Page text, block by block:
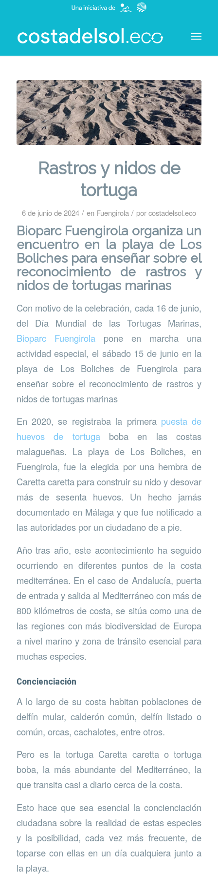
Rastros y nidos de
tortuga
6 de junio de 2024 / en Fuengirola / porcostadelsol.eco
Bioparc Fuengirola organiza un
encuentro en la playa de Los
Boliches para enseñar sobre el
reconocimiento de rastros y
nidos de tortugas marinas
Con motivo de la celebración, cada 16 de junio,
del Día Mundial de las Tortugas Marinas,
Bioparc Fuengirolapone en marcha una
actividad especial, el sábado 15 de junio en la
playa de Los Boliches de Fuengirola para
enseñar sobre el reconocimiento de rastros y
nidos de tortugas marinas
En 2020, se registraba la primerapuesta de
huevos de tortugaboba en las costas
malagueñas. La playa de Los Boliches, en
Fuengirola, fue la elegida por una hembra de
Caretta caretta para construir su nido y desovar
más de sesenta huevos. Un hecho jamás
documentado en Málaga y que fue notificado a
las autoridades por un ciudadano de a pie.
Año tras año, este acontecimiento ha seguido
ocurriendo en diferentes puntos de la costa
mediterránea. En el caso de Andalucía, puerta
de entrada y salida al Mediterráneo con más de
800 kilómetros de costa, se sitúa como una de
las regiones con más biodiversidad de Europa
a nivel marino y zona de tránsito esencial para
muchas especies.
Concienciación
A lo largo de su costa habitan poblaciones de
delfín mular, calderón común, delfín listado o
común, orcas, cachalotes, entre otros.
Pero es la tortuga Caretta caretta o tortuga
boba, la más abundante del Mediterráneo, la
que transita casi a diario cerca de la costa.
Esto hace que sea esencial la concienciación
ciudadana sobre la realidad de estas especies
y la posibilidad, cada vez más frecuente, de
toparse con ellas en un día cualquiera junto a
la playa.